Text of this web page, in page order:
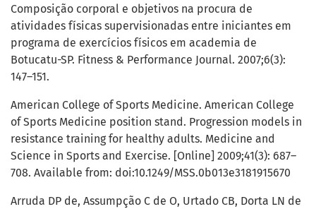
Composição corporal e objetivos na procura de
atividades físicas supervisionadas entre iniciantes em
programa de exercícios físicos em academia de
Botucatu-SP. Fitness & Performance Journal. 2007;6(3):
147–151.
American College of Sports Medicine. American College
of Sports Medicine position stand. Progression models in
resistance training for healthy adults. Medicine and
Science in Sports and Exercise. [Online] 2009;41(3): 687–
708. Available from: doi:10.1249/MSS.0b013e3181915670
Arruda DP de, Assumpção C de O, Urtado CB, Dorta LN de